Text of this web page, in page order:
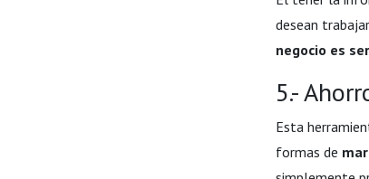
desean
negocio es
5.-
Esta
formas de